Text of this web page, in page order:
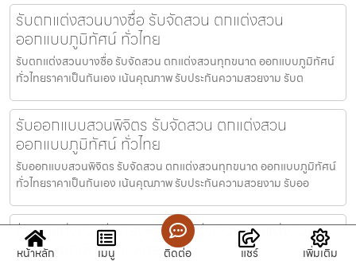
รับตกแต่งสวนบางซื่อ รับจัดสวน ตกแต่งสวน
ออกแบบภูมิทัศน์ ทั่วไทย
รับตกแต่งสวนบางซื่อ รับจัดสวน ตกแต่งสวนทุกขนาด ออกแบบภูมิทัศน์
ทั่วไทยราคาเป็นกันเอง เน้นคุณภาพ รับประกันความสวยงาม รับต
รับออกแบบสวนพิจิตร รับจัดสวน ตกแต่งสวน
ออกแบบภูมิทัศน์ ทั่วไทย
รับออกแบบสวนพิจิตร รับจัดสวน ตกแต่งสวนทุกขนาด ออกแบบภูมิทัศน์
ทั่วไทยราคาเป็นกันเอง เน้นคุณภาพ รับประกันความสวยงาม รับออ
รับตกแต่งสวนวังทองหลาง รับจัดสวน ตกแต่งสวน
ออกแบบภูมิทัศน์ ทั่วไทย
หน้าหลัก เมนู ติดต่อ แชร์ เพิ่มเติม